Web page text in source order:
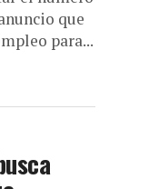
que
para...